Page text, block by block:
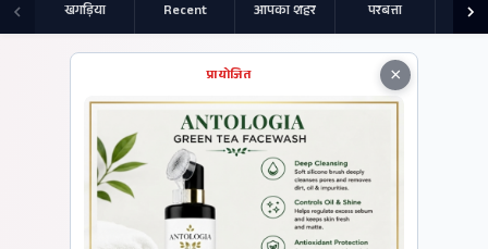
खगड़िया Recent आपका शहर परबत्ता
×
प्रायोजित